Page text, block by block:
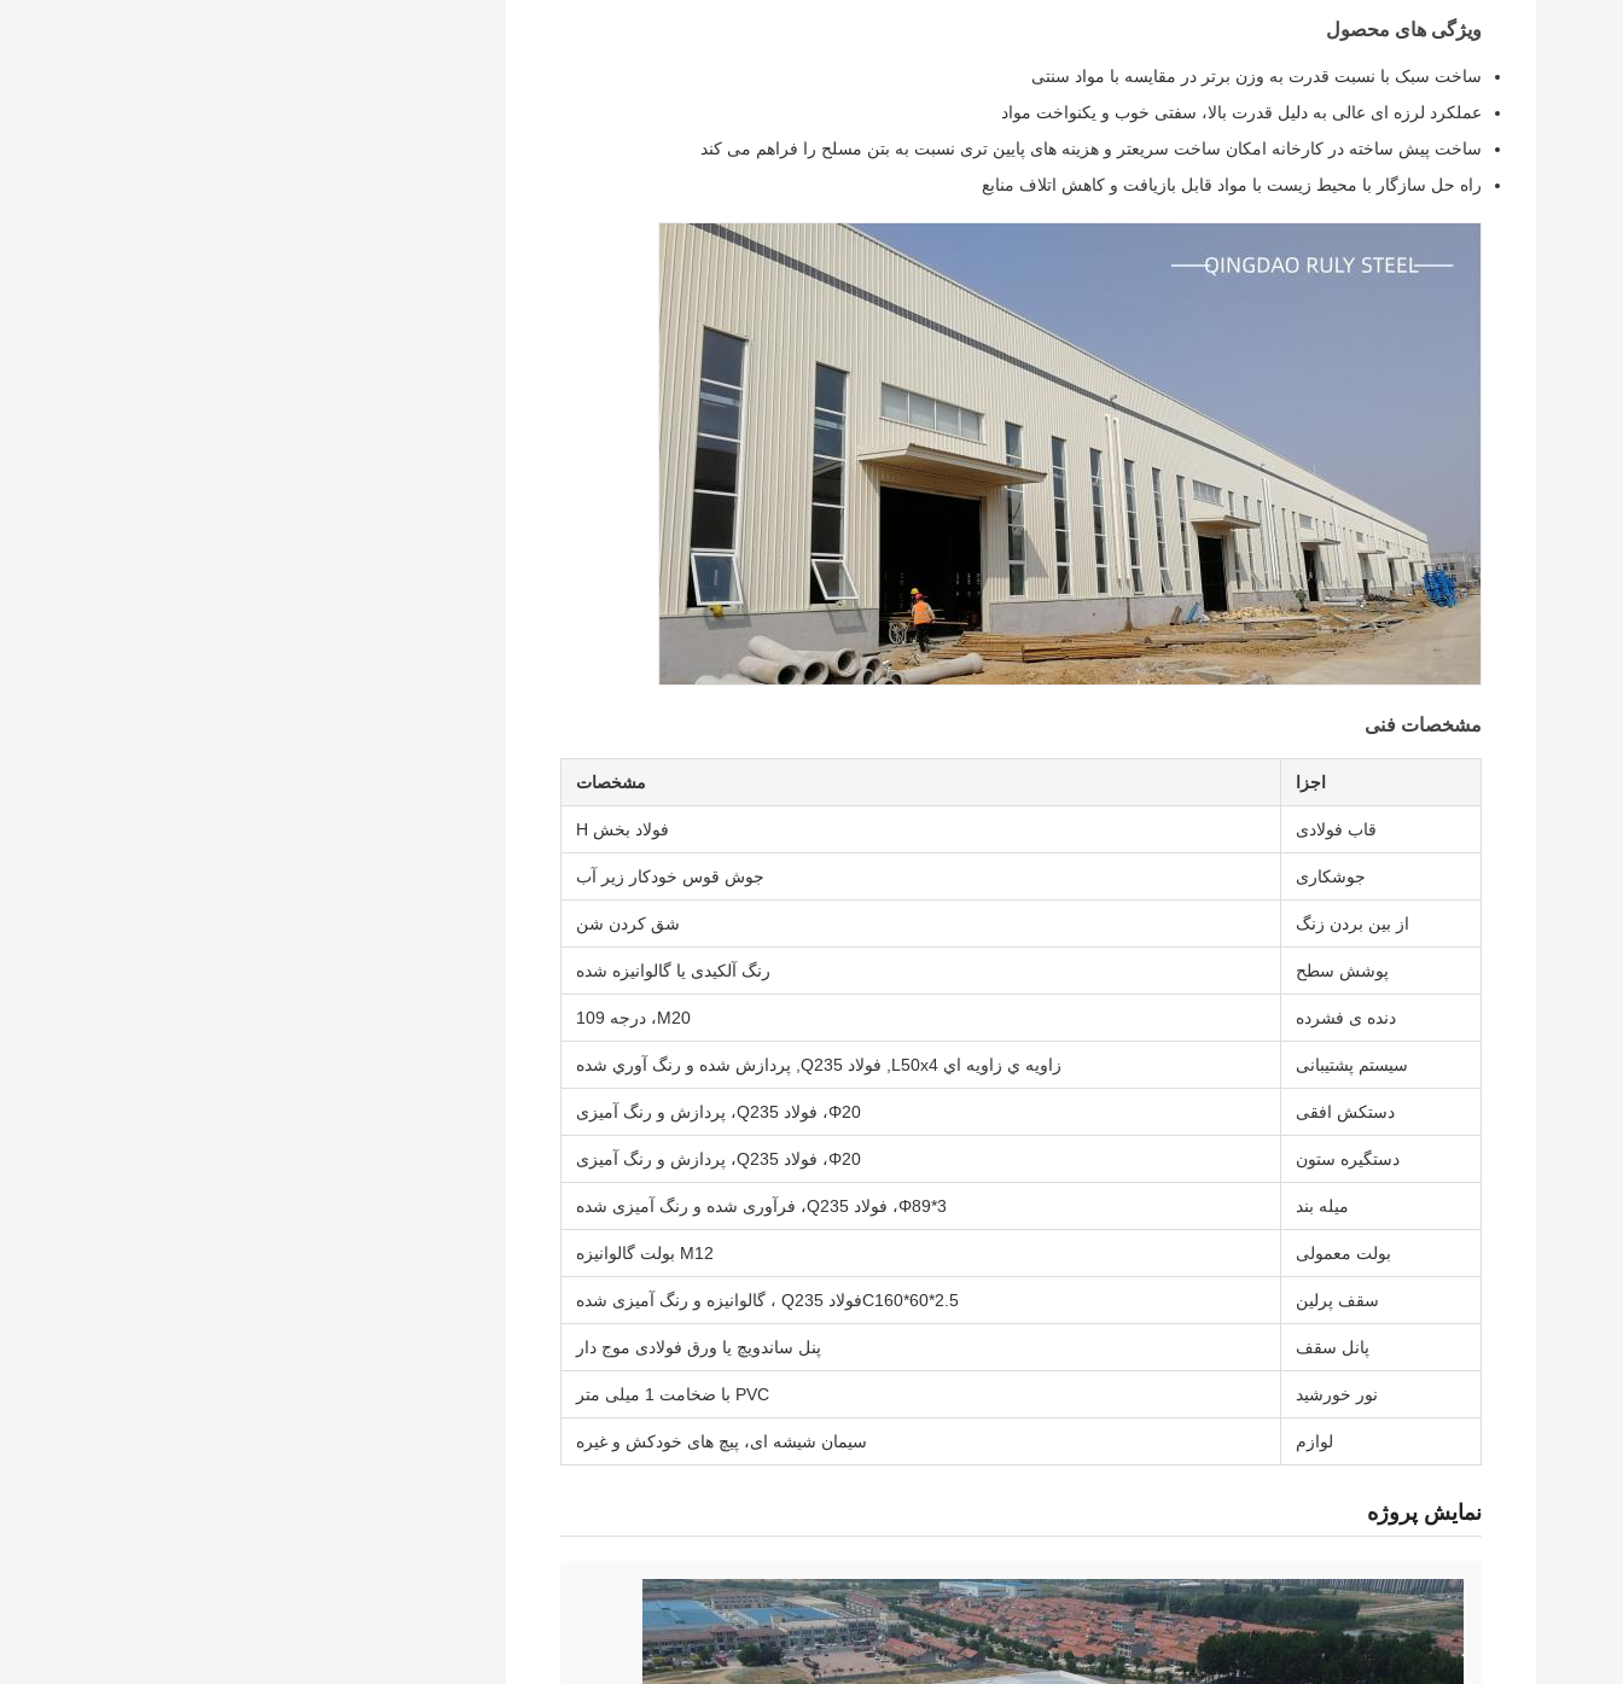
ویژگی های محصول
ساخت سبک با نسبت قدرت به وزن برتر در مقایسه با مواد سنتی
عملکرد لرزه ای عالی به دلیل قدرت بالا، سفتی خوب و یکنواخت مواد
ساخت پیش ساخته در کارخانه امکان ساخت سریعتر و هزینه های پایین تری نسبت به بتن مسلح را فراهم می کند
راه حل سازگار با محیط زیست با مواد قابل بازیافت و کاهش اتلاف منابع
مشخصات فنی
اجزا مشخصات
قاب فولادی فولاد بخش H
جوشکاری جوش قوس خودکار زیر آب
از بین بردن زنگ شق کردن شن
پوشش سطح رنگ آلکیدی یا گالوانیزه شده
دنده ی فشرده M20، درجه 109
سیستم پشتیبانی زاويه ي زاويه اي L50x4, فولاد Q235, پردازش شده و رنگ آوري شده
دستکش افقی Φ20، فولاد Q235، پردازش و رنگ آمیزی
دستگیره ستون Φ20، فولاد Q235، پردازش و رنگ آمیزی
میله بند Φ89*3، فولاد Q235، فرآوری شده و رنگ آمیزی شده
بولت معمولی M12 بولت گالوانیزه
سقف پرلین C160*60*2.5فولاد Q235 ، گالوانیزه و رنگ آمیزی شده
پانل سقف پنل ساندویچ یا ورق فولادی موج دار
نور خورشید PVC با ضخامت 1 میلی متر
لوازم سیمان شیشه ای، پیچ های خودکش و غیره
نمایش پروژه